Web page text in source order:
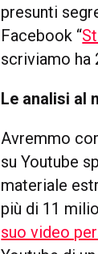
presunti
Facebook “
scriviamo ha
Le analisi al
Avremmo
su Youtube
materiale
più di 11
suo video